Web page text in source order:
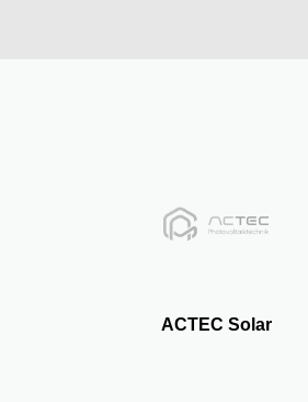
ACTEC Solar